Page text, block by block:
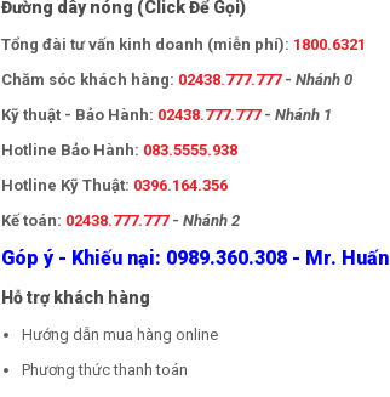
Đường dây nóng (Click Để Gọi)
Tổng đài tư vấn kinh doanh (miễn phí): 1800.6321
Chăm sóc khách hàng: 02438.777.777- Nhánh 0
Kỹ thuật - Bảo Hành: 02438.777.777- Nhánh 1
Hotline Bảo Hành: 083.5555.938
Hotline Kỹ Thuật: 0396.164.356
Kế toán: 02438.777.777- Nhánh 2
Góp ý - Khiếu nại: 0989.360.308 - Mr. Huấn
Hỗ trợ khách hàng
Hướng dẫn mua hàng online
Phương thức thanh toán